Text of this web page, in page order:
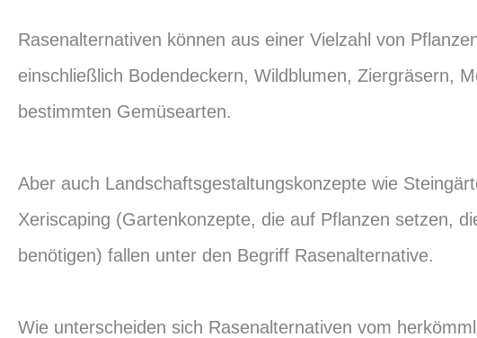
Rasenalternativen können aus einer Vielzahl von
einschließlich Bodendeckern, Wildblumen, Ziergräsern,
bestimmten Gemüsearten.
Aber auch Landschaftsgestaltungskonzepte wie
Xeriscaping (Gartenkonzepte, die auf Pflanzen setzen,
benötigen) fallen unter den Begriff Rasenalternative.
Wie unterscheiden sich Rasenalternativen vom